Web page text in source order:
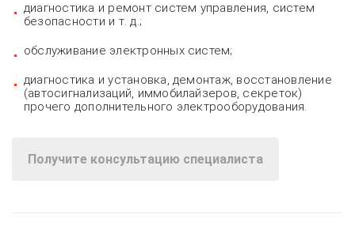
диагностика и ремонт систем управления, систем
безопасности и т. д.;
обслуживание электронных систем;
диагностика и установка, демонтаж, восстановление
(автосигнализаций, иммобилайзеров, секреток)
прочего дополнительного электрооборудования.
Получите консультацию специалиста